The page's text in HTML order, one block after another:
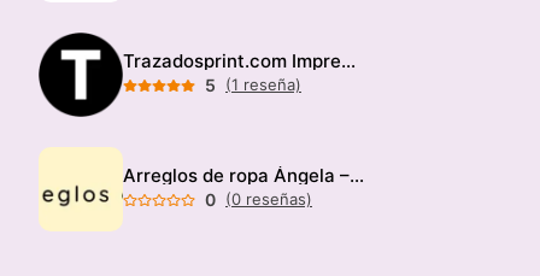
Trazadosprint.com Imprenta
5 (1 reseña)
Arreglos de ropa Ángela – Modista
0 (0 reseñas)